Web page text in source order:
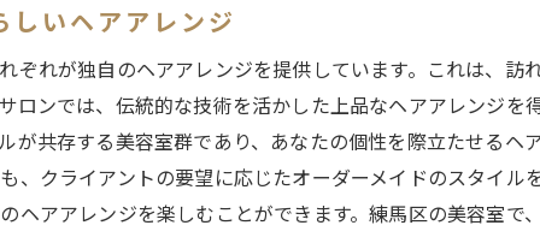
個性を最大限に活かした美容室選びの秘訣
理想のスタイルを提供する練馬区のサロン
美容室で実現するあなただけのスタイル
練馬区のサロンで輝く個性的なスタイル
練馬区美容室ガイド個性を引き出すスタイリングのすすめ
しいヘアアレンジ
ぞれが独自のヘアアレンジを提供しています。これは、訪
ロンでは、伝統的な技術を活かした上品なヘアアレンジ
が共存する美容室群であり、あなたの個性を際立たせるヘ
、クライアントの要望に応じたオーダーメイドのスタイル
ヘアアレンジを楽しむことができます。練馬区の美容室で